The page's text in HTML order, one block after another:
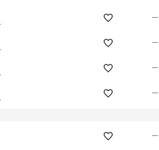
—
—
—
—
—